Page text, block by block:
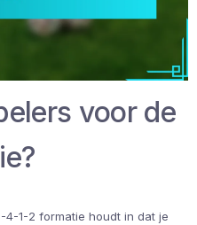
voor de
1-2 formatie houdt in dat je